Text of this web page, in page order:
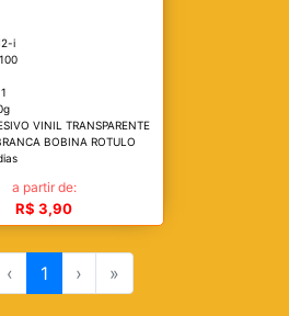
i
100
VINIL TRANSPARENTE
BOBINA ROTULO
a partir de:
R$ 3,90
‹ 1 › »